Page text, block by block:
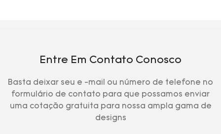
Entre Em Contato Conosco
Basta deixar seu e -mail ou número de telefone no
formulário de contato para que possamos enviar
uma cotação gratuita para nossa ampla gama de
designs